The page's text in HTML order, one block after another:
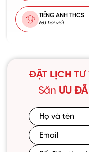
TIẾNG ANH THCS
663 bài viết
ĐẶT LỊCH TƯ
Săn ƯU